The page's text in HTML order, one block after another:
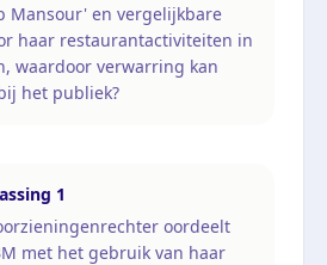
Mansour' en vergelijkbare
haar restaurantactiviteiten in
waardoor verwarring kan
het publiek?
1
oordeelt
met het gebruik van haar